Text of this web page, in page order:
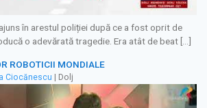
în arestul poliției după ce a fost oprit de
o adevărată tragedie. Era atât de beat […]
ROBOTICII MONDIALE
Ciocănescu | Dolj